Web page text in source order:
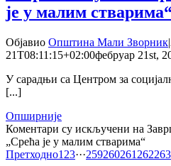
је у малим
Објавио Општина Мали Зворник|
21T08:11:15+02:00фебруар 21st,
У сарадњи са Центром за
[...]
Опширније
Коментари су искључени на
„Срећа је у малим стварима“
Претходно1 23···259260261 262263